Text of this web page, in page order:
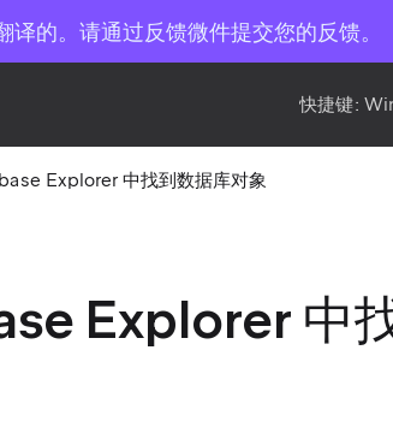
的。请通过反馈微件提交您的反馈。
快捷键:
Explorer 中找到数据库对象
Explorer 中